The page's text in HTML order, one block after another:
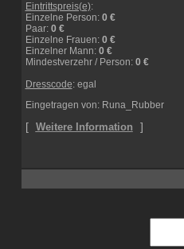
Eintrittspreis(e):
Einzelne Person: 0 €
Paar: 0 €
Einzelne Frauen: 0 €
Einzelner Mann: 0 €
Mindestverzehr / Person: 0 €
Dresscode: egal
Eingetragen von: Runa_Rubber
[ Weitere Information ]